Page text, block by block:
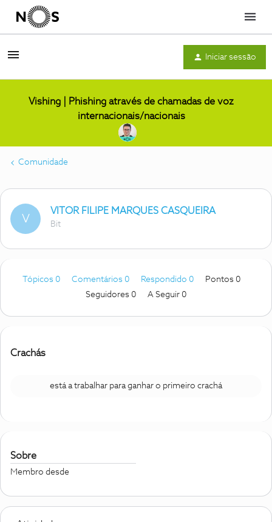
Menu
Iniciar sessão
Vishing | Phishing através de chamadas de voz
internacionais/nacionais
Comunidade
V
VITOR FILIPE MARQUES CASQUEIRA
Bit
Tópicos 0 Comentários 0 Respondido 0
Pontos 0
Seguidores 0 A Seguir 0
Crachás
está a trabalhar para ganhar o primeiro crachá
Sobre
Membro desde